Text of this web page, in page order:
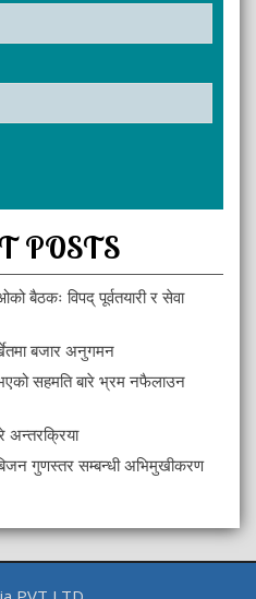
POSTS
बैठकः विपद् पूर्वतयारी र सेवा
बजार अनुगमन
सहमति बारे भ्रम नफैलाउन
अन्तरक्रिया
गुणस्तर सम्बन्धी अभिमुखीकरण